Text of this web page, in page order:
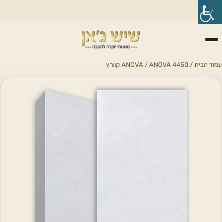
עמוד הבית /
ANOVA / ANOVA 4450 קוורץ